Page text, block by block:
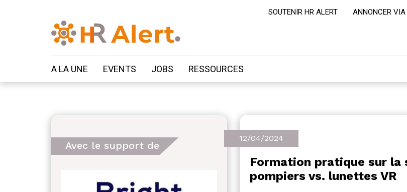
SOUTENIR HR ALERT ANNONCER
A LA UNE EVENTS JOBS RESSOURCES
Avec le support de
12/04/2024
Formation pratique sur la
pompiers vs. lunettes VR